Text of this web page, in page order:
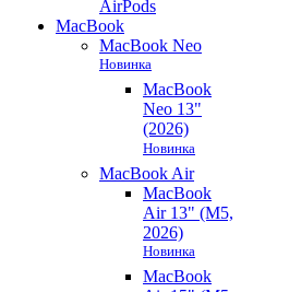
AirPods
MacBook
MacBook Neo
Новинка
MacBook
Neo 13"
(2026)
Новинка
MacBook Air
MacBook
Air 13" (M5,
2026)
Новинка
MacBook